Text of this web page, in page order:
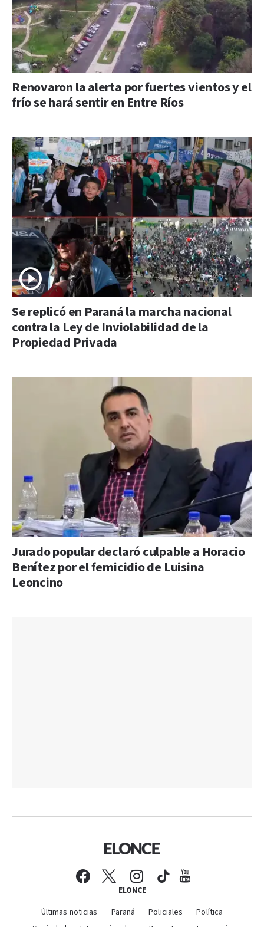
Renovaron la alerta por fuertes vientos y el
frío se hará sentir en Entre Ríos
Se replicó en Paraná la marcha nacional
contra la Ley de Inviolabilidad de la
Propiedad Privada
Jurado popular declaró culpable a Horacio
Benítez por el femicidio de Luisina
Leoncino
ELONCE
Últimas noticias Paraná Policiales
Política